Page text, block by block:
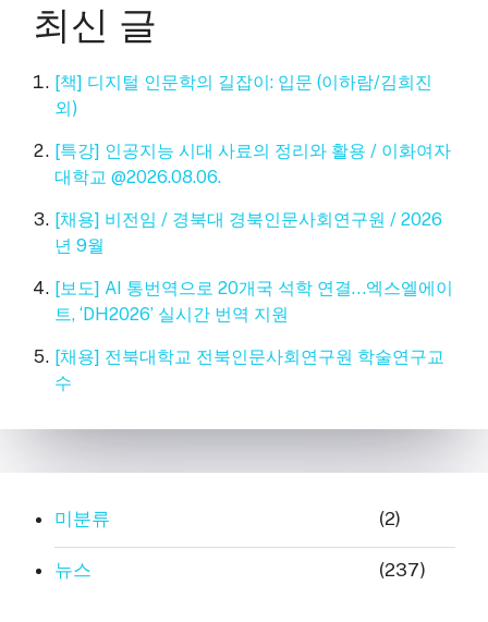
최신 글
[책] 디지털 인문학의 길잡이: 입문 (이하람/김희진
외)
[특강] 인공지능 시대 사료의 정리와 활용 / 이화여자
대학교 @2026.08.06.
[채용] 비전임 / 경북대 경북인문사회연구원 / 2026
년 9월
[보도] AI 통번역으로 20개국 석학 연결…엑스엘에이
트, ‘DH2026’ 실시간 번역 지원
[채용] 전북대학교 전북인문사회연구원 학술연구교
수
미분류 (2)
뉴스 (237)